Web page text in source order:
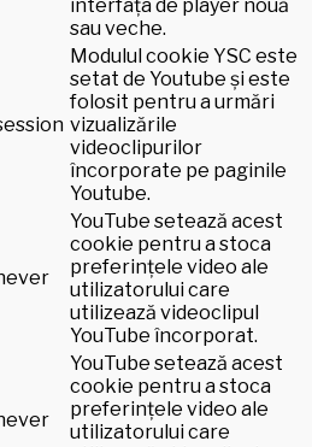
interfața de player nouă
sau veche.
Modulul cookie YSC este
setat de Youtube și este
folosit pentru a urmări
vizualizările
videoclipurilor
încorporate pe paginile
Youtube.
YouTube setează acest
cookie pentru a stoca
preferințele video ale
utilizatorului care
utilizează videoclipul
YouTube încorporat.
YouTube setează acest
cookie pentru a stoca
preferințele video ale
utilizatorului care